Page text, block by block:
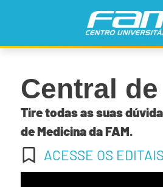
Central
Tire todas as suas
de Medicina da FAM.
ACESSE OS